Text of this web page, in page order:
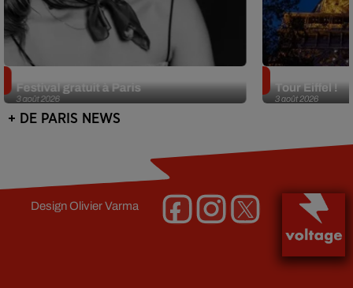
3 août 2026
Festival gratuit à Paris
3 août 2026
Tour Eiffel !
+ DE PARIS NEWS
DesignOlivier Varma